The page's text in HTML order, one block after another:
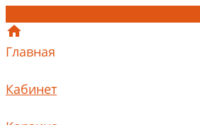
Главная
Кабинет